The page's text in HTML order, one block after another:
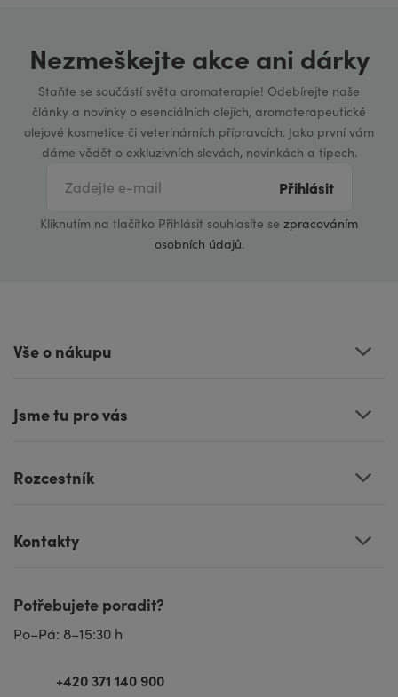
Nezmeškejte akce ani dárky
Staňte se součástí světa aromaterapie! Odebírejte naše
články a novinky o esenciálních olejích, aromaterapeutické
olejové kosmetice či veterinárních přípravcích. Jako první vám
dáme vědět o exkluzivních slevách, novinkách a tipech.
Přihlásit
Kliknutím na tlačítko Přihlásit souhlasíte se zpracováním
osobních údajů.
Vše o nákupu
Jsme tu pro vás
Rozcestník
Kontakty
Potřebujete poradit?
Po–Pá: 8–15:30 h
+420 371 140 900